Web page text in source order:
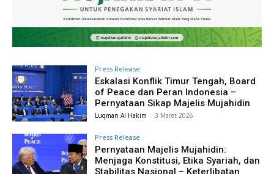
Press Release
Eskalasi Konflik Timur Tengah, Board
of Peace dan Peran Indonesia –
Pernyataan Sikap Majelis Mujahidin
Luqman Al Hakim - 3 Maret 2026
Press Release
Pernyataan Majelis Mujahidin:
Menjaga Konstitusi, Etika Syariah, dan
Stabilitas Nasional – Keterlibatan